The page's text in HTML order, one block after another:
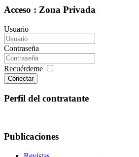
Acceso : Zona Privada
Usuario
Contraseña
Recuérdeme
Conectar
Perfil del contratante
Publicaciones